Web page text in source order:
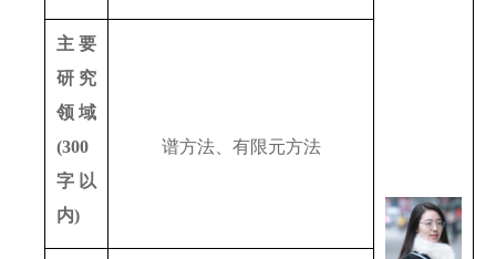
主要
研究
领域
(300
字以
内)
谱方法、有限元方法